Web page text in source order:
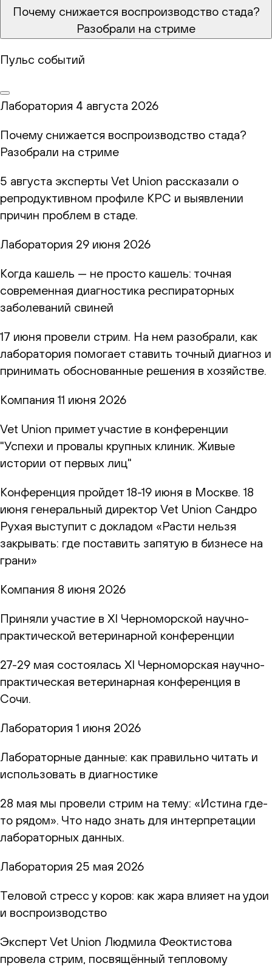
Почему снижается воспроизводство стада?
Разобрали на стриме
Пульс событий
Лаборатория 4 августа 2026
Почему снижается воспроизводство стада?
Разобрали на стриме
5 августа эксперты Vet Union рассказали о
репродуктивном профиле КРС и выявлении
причин проблем в стаде.
Лаборатория 29 июня 2026
Когда кашель — не просто кашель: точная
современная диагностика респираторных
заболеваний свиней
17 июня провели стрим. На нем разобрали, как
лаборатория помогает ставить точный диагноз и
принимать обоснованные решения в хозяйстве.
Компания 11 июня 2026
Vet Union примет участие в конференции
"Успехи и провалы крупных клиник. Живые
истории от первых лиц"
Конференция пройдет 18-19 июня в Москве. 18
июня генеральный директор Vet Union Сандро
Рухая выступит с докладом «Расти нельзя
закрывать: где поставить запятую в бизнесе на
грани»
Компания 8 июня 2026
Приняли участие в XI Черноморской научно-
практической ветеринарной конференции
27-29 мая состоялась XI Черноморская научно-
практическая ветеринарная конференция в
Сочи.
Лаборатория 1 июня 2026
Лабораторные данные: как правильно читать и
использовать в диагностике
28 мая мы провели стрим на тему: «Истина где-
то рядом». Что надо знать для интерпретации
лабораторных данных.
Лаборатория 25 мая 2026
Теловой стресс у коров: как жара влияет на удои
и воспроизводство
Эксперт Vet Union Людмила Феоктистова
провела стрим, посвящённый тепловому